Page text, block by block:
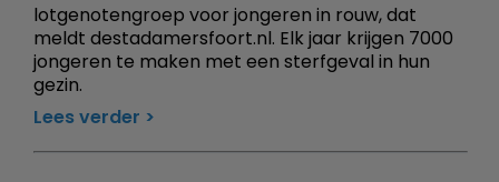
lotgenotengroep voor jongeren in rouw, dat
meldt destadamersfoort.nl. Elk jaar krijgen 7000
jongeren te maken met een sterfgeval in hun
gezin.
Lees verder